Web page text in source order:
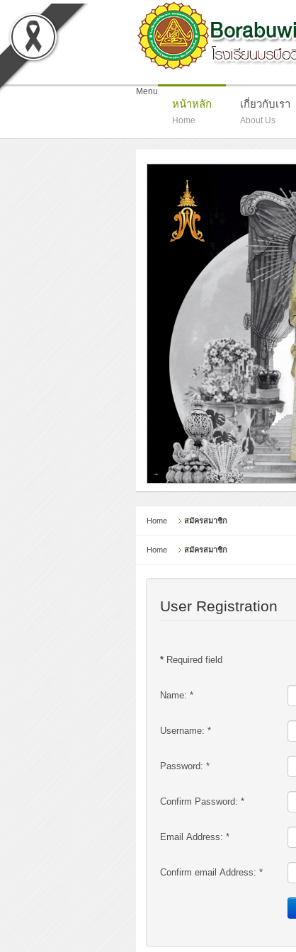
Menu
หน้าหลัก
Home
เกี่ยวกับเรา
About Us
Home สมัครสมาชิก
Home สมัครสมาชิก
User Registration
* Required field
Name: *
Username: *
Password: *
Confirm Password: *
Email Address: *
Confirm email Address: *